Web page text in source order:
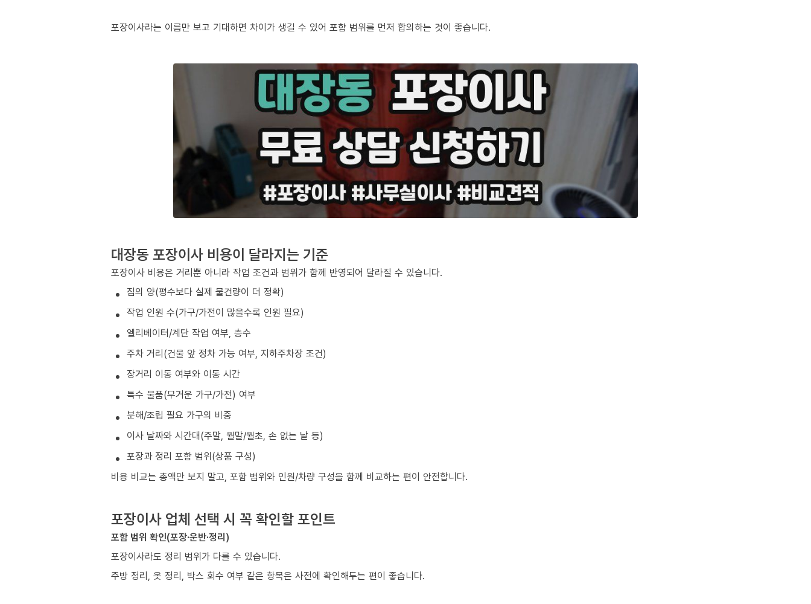
포장이사라는 이름만 보고 기대하면 차이가 생길 수 있어 포함 범위를 먼저 합의하는 것이 좋습니다.
대장동 포장이사 비용이 달라지는 기준
포장이사 비용은 거리뿐 아니라 작업 조건과 범위가 함께 반영되어 달라질 수 있습니다.
짐의 양(평수보다 실제 물건량이 더 정확)
작업 인원 수(가구/가전이 많을수록 인원 필요)
엘리베이터/계단 작업 여부, 층수
주차 거리(건물 앞 정차 가능 여부, 지하주차장 조건)
장거리 이동 여부와 이동 시간
특수 물품(무거운 가구/가전) 여부
분해/조립 필요 가구의 비중
이사 날짜와 시간대(주말, 월말/월초, 손 없는 날 등)
포장과 정리 포함 범위(상품 구성)
비용 비교는 총액만 보지 말고, 포함 범위와 인원/차량 구성을 함께 비교하는 편이 안전합니다.
포장이사 업체 선택 시 꼭 확인할 포인트
포함 범위 확인(포장·운반·정리)
포장이사라도 정리 범위가 다를 수 있습니다.
주방 정리, 옷 정리, 박스 회수 여부 같은 항목은 사전에 확인해두는 편이 좋습니다.